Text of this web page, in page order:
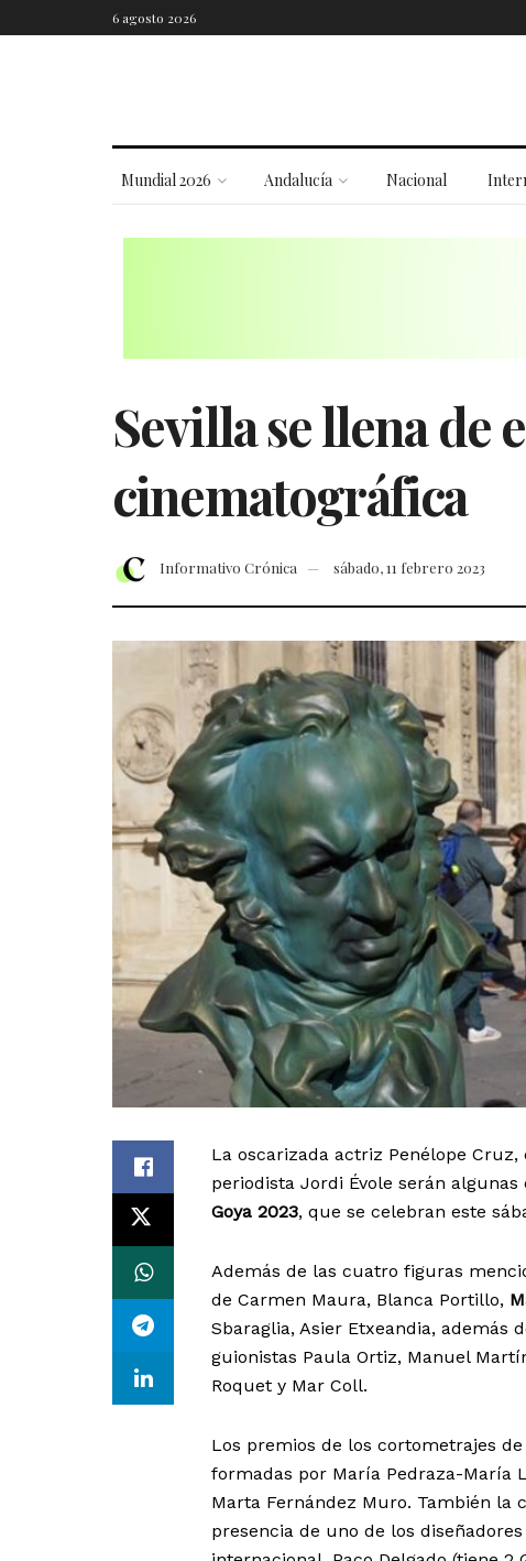
6 agosto 2026
Mundial 2026 Andalucía Nacional
Sevilla se llena de
cinematográfica
Informativo Crónica sábado, 11 febrero 2023
La oscarizada actriz Penélope
periodista Jordi Évole serán
Goya 2023, que se celebran este
Además de las cuatro figuras
de Carmen Maura, Blanca Portillo,
Sbaraglia, Asier Etxeandia, además
guionistas Paula Ortiz, Manuel
Roquet y Mar Coll.
Los premios de los cortometrajes
formadas por María Pedraza-María
Marta Fernández Muro. También la
presencia de uno de los